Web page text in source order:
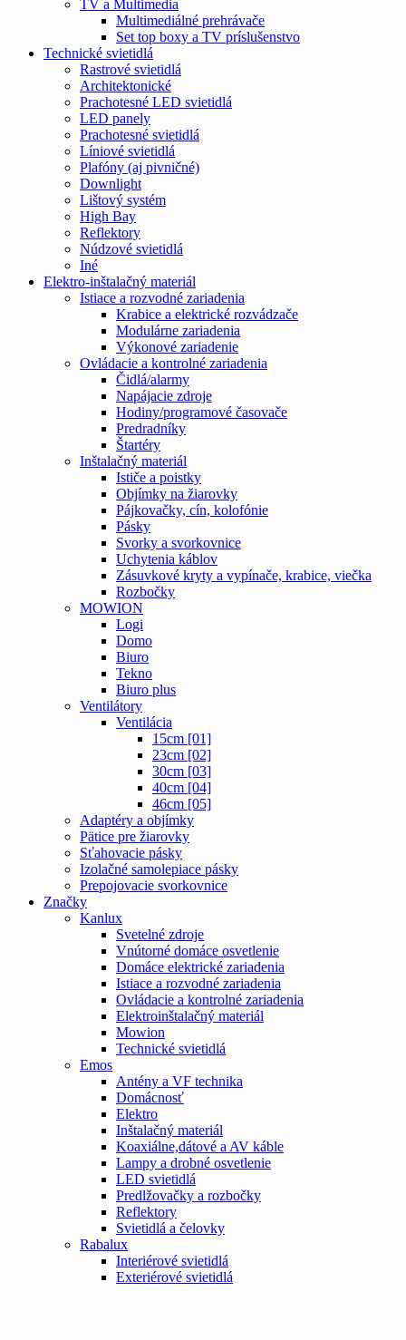
TV a Multimedia
Multimediálné prehrávače
Set top boxy a TV príslušenstvo
Technické svietidlá
Rastrové svietidlá
Architektonické
Prachotesné LED svietidlá
LED panely
Prachotesné svietidlá
Líniové svietidlá
Plafóny (aj pivničné)
Downlight
Lištový systém
High Bay
Reflektory
Núdzové svietidlá
Iné
Elektro-inštalačný materiál
Istiace a rozvodné zariadenia
Krabice a elektrické rozvádzače
Modulárne zariadenia
Výkonové zariadenie
Ovládacie a kontrolné zariadenia
Čidlá/alarmy
Napájacie zdroje
Hodiny/programové časovače
Predradníky
Štartéry
Inštalačný materiál
Ističe a poistky
Objímky na žiarovky
Pájkovačky, cín, kolofónie
Pásky
Svorky a svorkovnice
Uchytenia káblov
Zásuvkové kryty a vypínače, krabice, viečka
Rozbočky
MOWION
Logi
Domo
Biuro
Tekno
Biuro plus
Ventilátory
Ventilácia
15cm [01]
23cm [02]
30cm [03]
40cm [04]
46cm [05]
Adaptéry a objímky
Pätice pre žiarovky
Sťahovacie pásky
Izolačné samolepiace pásky
Prepojovacie svorkovnice
Značky
Kanlux
Svetelné zdroje
Vnútorné domáce osvetlenie
Domáce elektrické zariadenia
Istiace a rozvodné zariadenia
Ovládacie a kontrolné zariadenia
Elektroinštalačný materiál
Mowion
Technické svietidlá
Emos
Antény a VF technika
Domácnosť
Elektro
Inštalačný materiál
Koaxiálne,dátové a AV káble
Lampy a drobné osvetlenie
LED svietidlá
Predlžovačky a rozbočky
Reflektory
Svietidlá a čelovky
Rabalux
Interiérové svietidlá
Exteriérové svietidlá